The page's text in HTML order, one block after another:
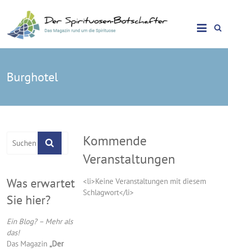
Spirituosen Botschafter
Burghotel
Kommende
Veranstaltungen
<li>Keine Veranstaltungen mit diesem
Schlagwort</li>
Was erwartet
Sie hier?
Ein Blog? – Mehr als
das!
Das Magazin„Der